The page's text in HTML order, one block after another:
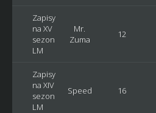
Zapisy
na XV
sezon
LM
Mr.
Zuma
12
Zapisy
na XIV
sezon
LM
Speed 16